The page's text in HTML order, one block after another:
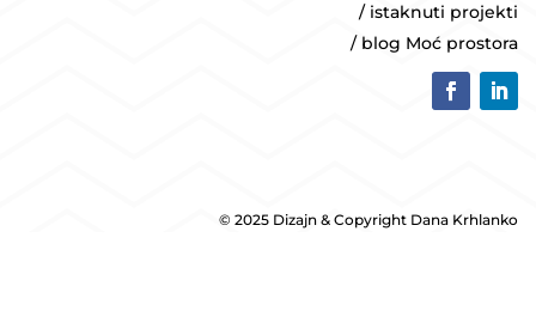
/ istaknuti projekti
/ blog Moć prostora
© 2025 Dizajn & Copyright Dana Krhlanko